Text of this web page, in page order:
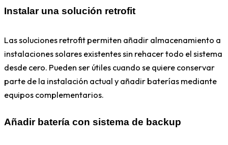
Instalar una solución retrofit
Las soluciones retrofit permiten añadir almacenamiento a
instalaciones solares existentes sin rehacer todo el sistema
desde cero. Pueden ser útiles cuando se quiere conservar
parte de la instalación actual y añadir baterías mediante
equipos complementarios.
Añadir batería con sistema de backup